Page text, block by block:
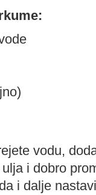
vodu,
i dobro
i dalje